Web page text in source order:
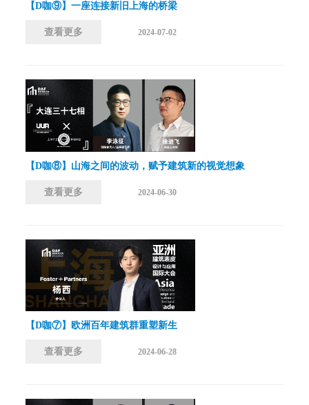
【D咖⑨】一座连接新旧上海的桥梁
查看更多 2024-07-02
【D咖⑧】山海之间的波动，赋予建筑新的视觉想象
查看更多 2024-06-30
【D咖⑦】欧洲百年建筑群重塑新生
查看更多 2024-06-28